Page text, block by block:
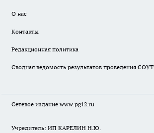
О нас
Контакты
Редакционная политика
Сводная ведомость результатов проведения СОУТ
Сетевое издание www.pg12.ru
Учредитель: ИП КАРЕЛИН Н.Ю.